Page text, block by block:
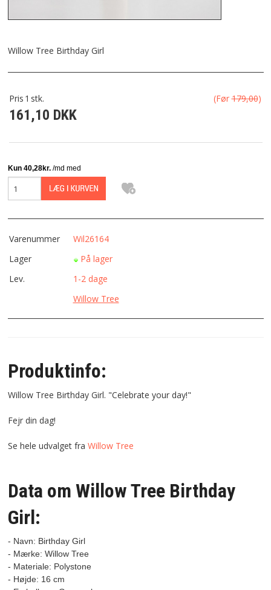
FRAGT
KONTAKT
FORTRYDELSESRET
Willow Tree Birthday Girl
Pris 1 stk. (Før179,00)
161,10 DKK
Varenummer
Wil26164
Lager
På lager
Lev.
1-2 dage
Willow Tree
Produktinfo:
Willow Tree Birthday Girl. "Celebrate your day!"
Fejr din dag!
Se hele udvalget fra Willow Tree
Data om Willow Tree Birthday
Girl:
- Navn: Birthday Girl
- Mærke: Willow Tree
- Materiale: Polystone
- Højde: 16 cm